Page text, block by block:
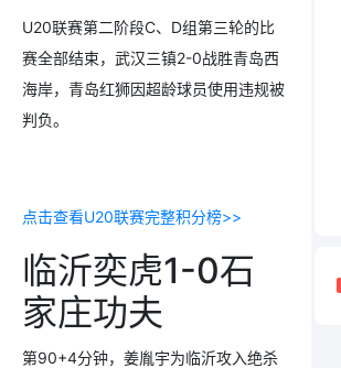
U20联赛第二阶段C、D组第三轮的比
赛全部结束，武汉三镇2-0战胜青岛西
海岸，青岛红狮因超龄球员使用违规被
判负。
点击查看U20联赛完整积分榜>>
临沂奕虎1-0石
家庄功夫
第90+4分钟，姜胤宇为临沂攻入绝杀